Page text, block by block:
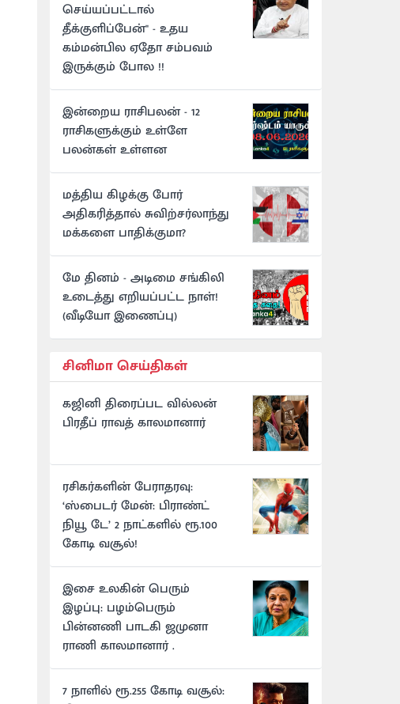
செய்யப்பட்டால்
தீக்குளிப்பேன்" - உதய
கம்மன்பில ஏதோ சம்பவம்
இருக்கும் போல !!
இன்றைய ராசிபலன் - 12
ராசிகளுக்கும் உள்ளே
பலன்கள் உள்ளன
மத்திய கிழக்கு போர்
அதிகரித்தால் சுவிற்சர்லாந்து
மக்களை பாதிக்குமா?
மே தினம் - அடிமை சங்கிலி
உடைத்து எறியப்பட்ட நாள்!
(வீடியோ இணைப்பு)
சினிமா செய்திகள்
கஜினி திரைப்பட வில்லன்
பிரதீப் ராவத் காலமானார்
ரசிகர்களின் பேராதரவு:
‘ஸ்பைடர் மேன்: பிராண்ட்
நியூ டே’ 2 நாட்களில் ரூ.100
கோடி வசூல்!
இசை உலகின் பெரும்
இழப்பு: பழம்பெரும்
பின்னணி பாடகி ஜமுனா
ராணி காலமானார் .
7 நாளில் ரூ.255 கோடி வசூல்: